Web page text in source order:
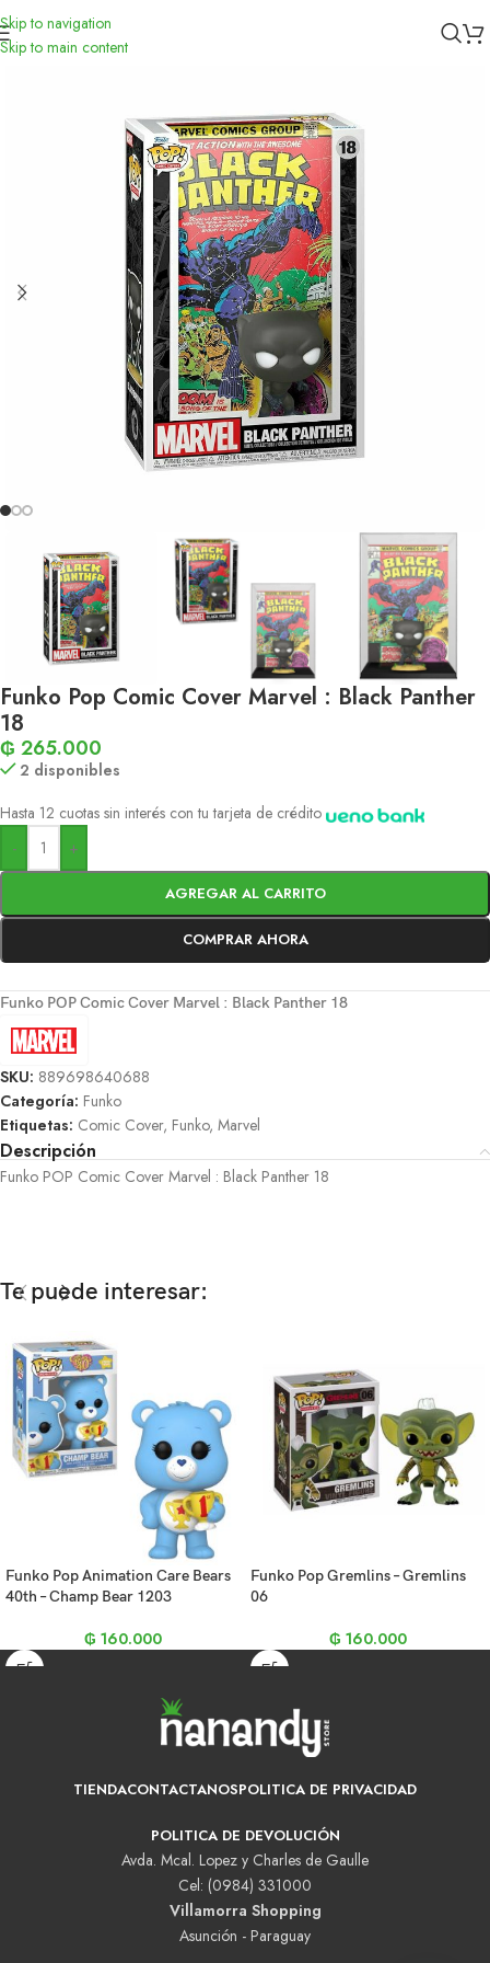
Skip to navigation
Skip to main content
Inicio Funko
Funko Pop Comic Cover Marvel : Black Panther
18
₲ 265.000
2 disponibles
Hasta 12 cuotas sin interés con tu tarjeta de crédito
-
+
AGREGAR AL CARRITO
COMPRAR AHORA
Funko POP Comic Cover Marvel : Black Panther 18
SKU: 889698640688
Categoría: Funko
Etiquetas: Comic Cover, Funko, Marvel
Descripción
Funko POP Comic Cover Marvel : Black Panther 18
Te puede interesar:
Funko Pop Animation Care Bears
40th – Champ Bear 1203
₲ 160.000
Funko Pop Gremlins – Gremlins
06
₲ 160.000
TIENDACONTACTANOSPOLITICA DE PRIVACIDAD
POLITICA DE DEVOLUCIÓN
Avda. Mcal. Lopez y Charles de Gaulle
Cel: (0984) 331000
Villamorra Shopping
Asunción - Paraguay